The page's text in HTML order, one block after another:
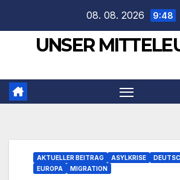
springen
08. 08. 2026 9:48
UNSER
AKTUELLER BEITRAG ASYLKRISE
EUROPA
MIGRATION